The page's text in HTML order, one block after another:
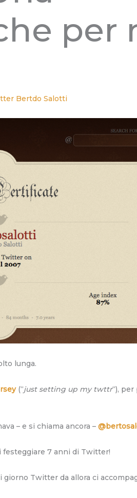
per
Bertdo Salotti
lunga.
(“just setting up my twttr“),
– e si chiama ancora –
festeggiare 7 anni di Twitter!
giorno Twitter da allora ci